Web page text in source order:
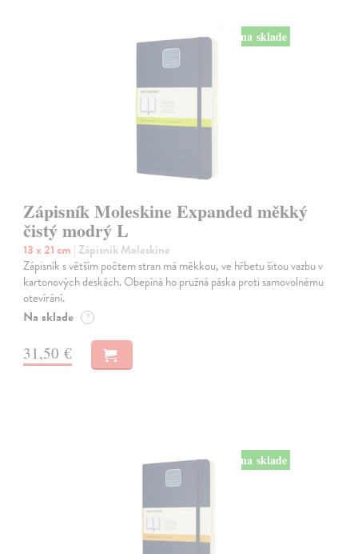
na sklade
Zápisník Moleskine Expanded měkký
čistý modrý L
13 x 21 cm | Zápisník Moleskine
Zápisník s větším počtem stran má měkkou, ve hřbetu šitou vazbu v
kartonových deskách. Obepíná ho pružná páska proti samovolnému
otevírání.
Na sklade ?
31,50 €
na sklade